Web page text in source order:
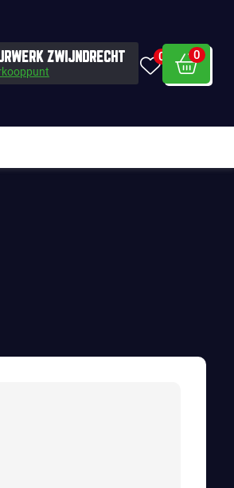
ZWIJNDRECHT 0 0